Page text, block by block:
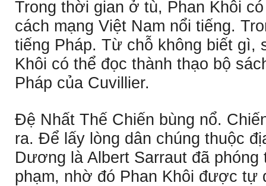
Trong thời gian ở tù, Phan Khôi
cách mạng Việt Nam nổi tiếng.
tiếng Pháp. Từ chỗ không biết gì,
Khôi có thể đọc thành thạo bộ
Pháp của Cuvillier.
Ðệ Nhất Thế Chiến bùng nổ.
ra. Ðể lấy lòng dân chúng thuộc
Dương là Albert Sarraut đã
phạm, nhờ đó Phan Khôi được tự